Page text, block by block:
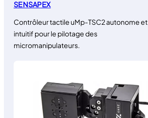
SENSAPEX
Contrôleur tactile uMp-TSC2 autonome et
intuitif pour le pilotage des
micromanipulateurs.